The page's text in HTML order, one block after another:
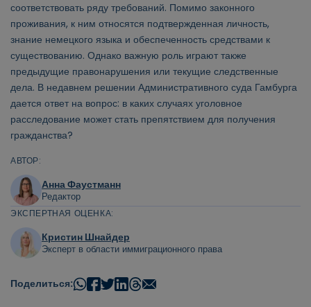
соответствовать ряду требований. Помимо законного
проживания, к ним относятся подтвержденная личность,
знание немецкого языка и обеспеченность средствами к
существованию. Однако важную роль играют также
предыдущие правонарушения или текущие следственные
дела. В недавнем решении Административного суда Гамбурга
дается ответ на вопрос: в каких случаях уголовное
расследование может стать препятствием для получения
гражданства?
АВТОР:
Анна Фаустманн
Редактор
ЭКСПЕРТНАЯ ОЦЕНКА:
Кристин Шнайдер
Эксперт в области иммиграционного права
Поделиться: